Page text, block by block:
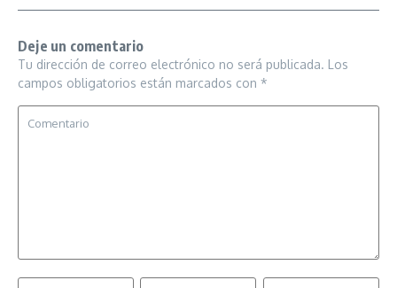
Deje un comentario
Tu dirección de correo electrónico no será publicada. Los
campos obligatorios están marcados con *